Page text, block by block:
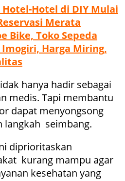
Hotel di DIY Mulai
Merata
Bike, Toko Sepeda
Harga Miring,
hanya hadir sebagai
medis. Tapi membantu
dapat menyongsong
langkah seimbang.
diprioritaskan
kurang mampu agar
kesehatan yang